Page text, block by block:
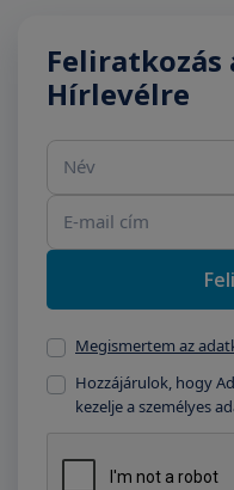
Feliratkozás
Hírlevélre
Megismertem az
Hozzájárulok, hogy
kezelje a személyes